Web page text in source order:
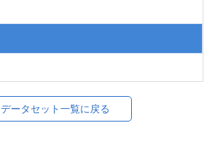
データセット一覧に戻る